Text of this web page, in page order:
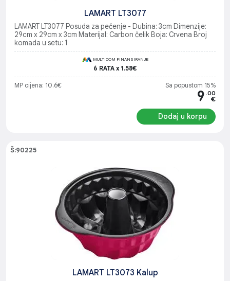
LAMART LT3077
LAMART LT3077 Posuda za pečenje - Dubina: 3cm Dimenzije:
29cm x 29cm x 3cm Materijal: Carbon čelik Boja: Crvena Broj
komada u setu: 1
MULTICOM FINANSIRANJE
6 RATA x 1.58€
MP cijena: 10.6€ Sa popustom 15%
9 .00
€
Dodaj u korpu
Š:90225
LAMART LT3073 Kalup